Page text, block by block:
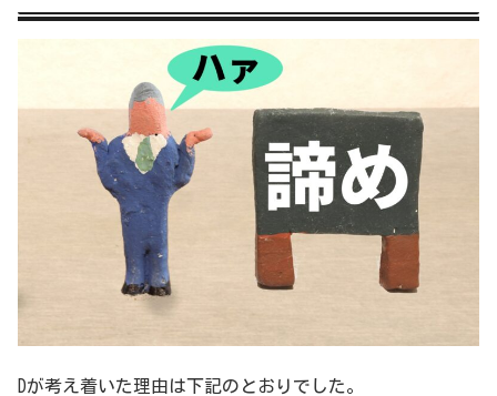
Dが考え着いた理由は下記のとおりでした。